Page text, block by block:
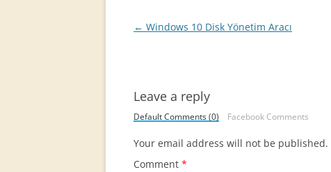
Post
← Windows 10 Disk Yönetim Aracı
Leave a reply
Default Comments (0) Facebook Comments
Your email address will not be published.
Comment *